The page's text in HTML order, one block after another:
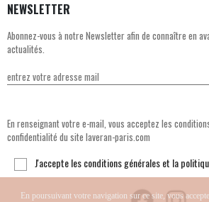
NEWSLETTER
Abonnez-vous à notre Newsletter afin de connaître en
actualités.
En renseignant votre e-mail, vous acceptez les
confidentialité du site laveran-paris.com
J'accepte les conditions générales et la
En poursuivant votre navigation sur ce site, vous